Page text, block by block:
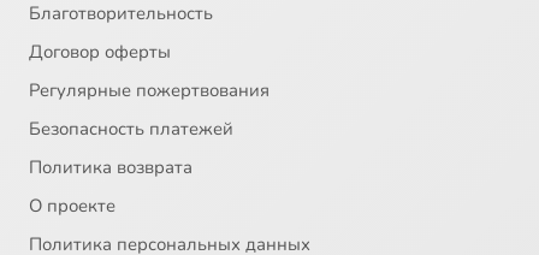
Благотворительность
Договор оферты
Регулярные пожертвования
Безопасность платежей
Политика возврата
О проекте
Политика персональных данных